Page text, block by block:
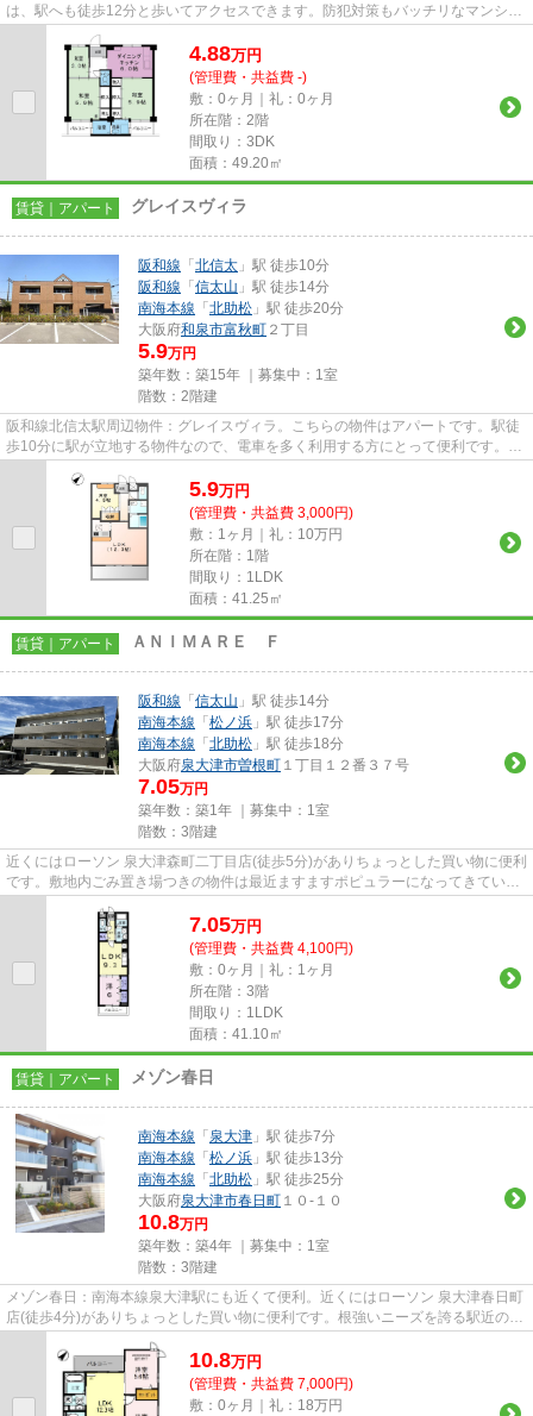
は、駅へも徒歩12分と歩いてアクセスできます。防犯対策もバッチリなマンショ
ンタイプの物件です。お客様のご...
4.88万円
(管理費・共益費 -)
敷：0ヶ月｜礼：0ヶ月
所在階：2階
間取り：3DK
面積：49.20㎡
賃貸｜アパート グレイスヴィラ
阪和線 「 北信太 」駅 徒歩10分
阪和線 「 信太山 」駅 徒歩14分
南海本線 「 北助松 」駅 徒歩20分
大阪府和泉市富秋町 ２丁目
5.9万円
築年数：築15年 ｜募集中： 1室
階数：2階建
阪和線北信太駅周辺物件：グレイスヴィラ。こちらの物件はアパートです。駅徒
歩10分に駅が立地する物件なので、電車を多く利用する方にとって便利です。和
5.9万円
(管理費・共益費 3,000円)
敷：1ヶ月｜礼：10万円
所在階：1階
間取り：1LDK
面積：41.25㎡
賃貸｜アパート ＡＮＩＭＡＲＥ Ｆ
阪和線 「 信太山 」駅 徒歩14分
南海本線 「 松ノ浜 」駅 徒歩17分
南海本線 「 北助松 」駅 徒歩18分
大阪府泉大津市曽根町 １丁目１２番３７号
7.05万円
築年数：築1年 ｜募集中： 1室
階数：3階建
近くにはローソン 泉大津森町二丁目店(徒歩5分)がありちょっとした買い物に便利
です。敷地内ごみ置き場つきの物件は最近ますますポピュラーになってきていま
7.05万円
(管理費・共益費 4,100円)
敷：0ヶ月｜礼：1ヶ月
所在階：3階
間取り：1LDK
面積：41.10㎡
賃貸｜アパート メゾン春日
南海本線 「 泉大津 」駅 徒歩7分
南海本線 「 松ノ浜 」駅 徒歩13分
南海本線 「 北助松 」駅 徒歩25分
大阪府泉大津市春日町 １０-１０
10.8万円
築年数：築4年 ｜募集中： 1室
階数：3階建
メゾン春日：南海本線泉大津駅にも近くて便利。近くにはローソン 泉大津春日町
店(徒歩4分)がありちょっとした買い物に便利です。根強いニーズを誇る駅近の物
件となり、徒歩7分に駅があ...
10.8万円
(管理費・共益費 7,000円)
敷：0ヶ月｜礼：18万円